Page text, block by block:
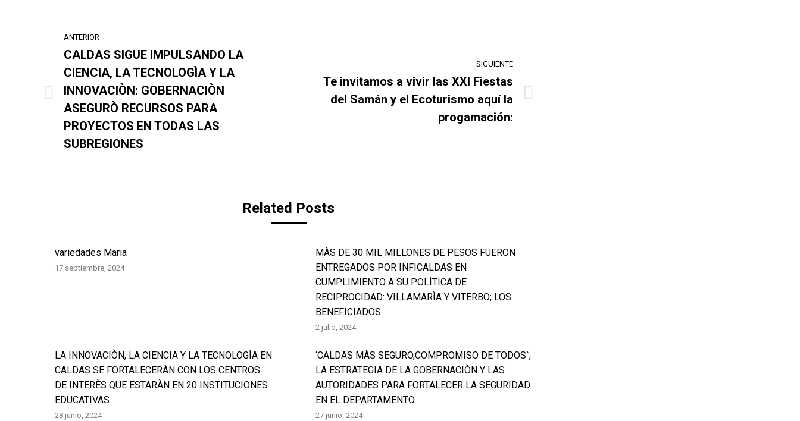
Navegación
entre
publicaciones
ANTERIOR
anterior:
CALDAS SIGUE IMPULSANDO LA
CIENCIA, LA TECNOLOGÌA Y LA
INNOVACIÒN: GOBERNACIÒN
ASEGURÒ RECURSOS PARA
PROYECTOS EN TODAS LAS
SUBREGIONES
SIGUIENTE
Publicación
Te invitamos a vivir las XXI Fiestas
del Samán y el Ecoturismo aquí la
progamación:
Related Posts
variedades Maria
17 septiembre, 2024
MÀS DE 30 MIL MILLONES DE PESOS FUERON
ENTREGADOS POR INFICALDAS EN
CUMPLIMIENTO A SU POLÌTICA DE
RECIPROCIDAD: VILLAMARÌA Y VITERBO; LOS
BENEFICIADOS
2 julio, 2024
LA INNOVACIÒN, LA CIENCIA Y LA TECNOLOGÌA EN
CALDAS SE FORTALECERÀN CON LOS CENTROS
DE INTERÈS QUE ESTARÀN EN 20 INSTITUCIONES
EDUCATIVAS
28 junio, 2024
‘CALDAS MÀS SEGURO,COMPROMISO DE TODOS`,
LA ESTRATEGIA DE LA GOBERNACIÒN Y LAS
AUTORIDADES PARA FORTALECER LA SEGURIDAD
EN EL DEPARTAMENTO
27 junio, 2024